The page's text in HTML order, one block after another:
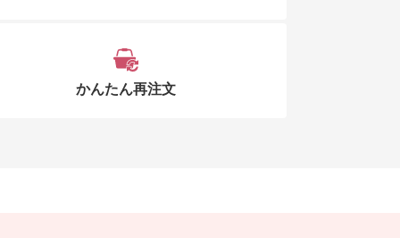
かんたん再注文